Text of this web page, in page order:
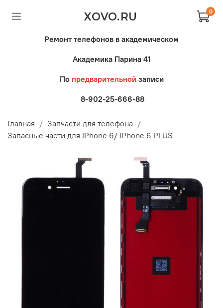
XOVO.RU 0
Ремонт телефонов в академическом
Академика Парина 41
По предварительнойзаписи
8-902-25-666-88
Главная
Запчасти для телефона
Запасные части для iPhone 6/ iPhone 6 PLUS